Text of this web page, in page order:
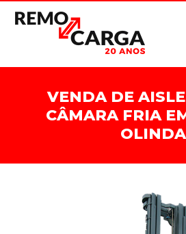
VENDA DE
CÂMARA FRIA
OLINDA